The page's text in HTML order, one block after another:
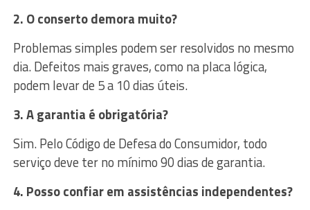
2. O conserto demora muito?
Problemas simples podem ser resolvidos no mesmo
dia. Defeitos mais graves, como na placa lógica,
podem levar de 5 a 10 dias úteis.
3. A garantia é obrigatória?
Sim. Pelo Código de Defesa do Consumidor, todo
serviço deve ter no mínimo 90 dias de garantia.
4. Posso confiar em assistências independentes?